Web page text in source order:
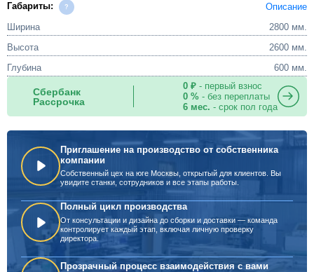
Габариты:
Описание
Ширина
2800 мм.
Высота
2600 мм.
Глубина
600 мм.
Сбербанк
Рассрочка
0 ₽- первый взнос
0 %- без переплаты
6 мес. - срок пол года
Приглашение на производство от собственника
компании
Собственный цех на юге Москвы, открытый для клиентов. Вы
увидите станки, сотрудников и все этапы работы.
Полный цикл производства
От консультации и дизайна до сборки и доставки — команда
контролирует каждый этап, включая личную проверку
директора.
Прозрачный процесс взаимодействия с вами